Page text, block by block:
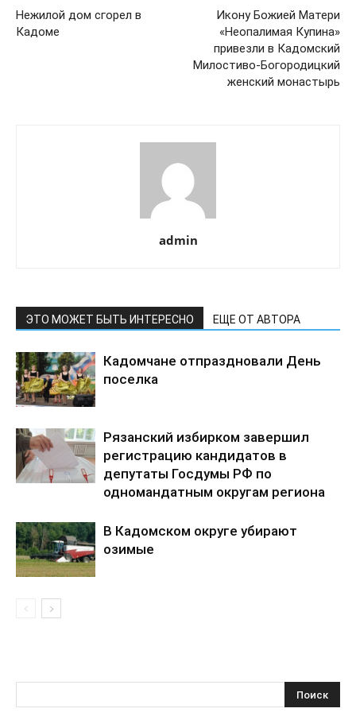
Нежилой дом сгорел в
Кадоме
Икону Божией Матери
«Неопалимая Купина»
привезли в Кадомский
Милостиво-Богородицкий
женский монастырь
admin
ЭТО МОЖЕТ БЫТЬ ИНТЕРЕСНО ЕЩЕ ОТ АВТОРА
Кадомчане отпраздновали День
поселка
Рязанский избирком завершил
регистрацию кандидатов в
депутаты Госдумы РФ по
одномандатным округам региона
В Кадомском округе убирают
озимые